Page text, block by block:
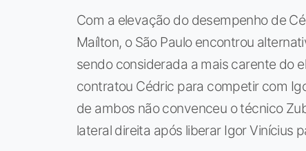
Com a elevação do desempenho de
Maílton, o São Paulo encontrou
sendo considerada a mais carente do
contratou Cédric para competir com
de ambos não convenceu o técnico
lateral direita após liberar Igor Vinícius